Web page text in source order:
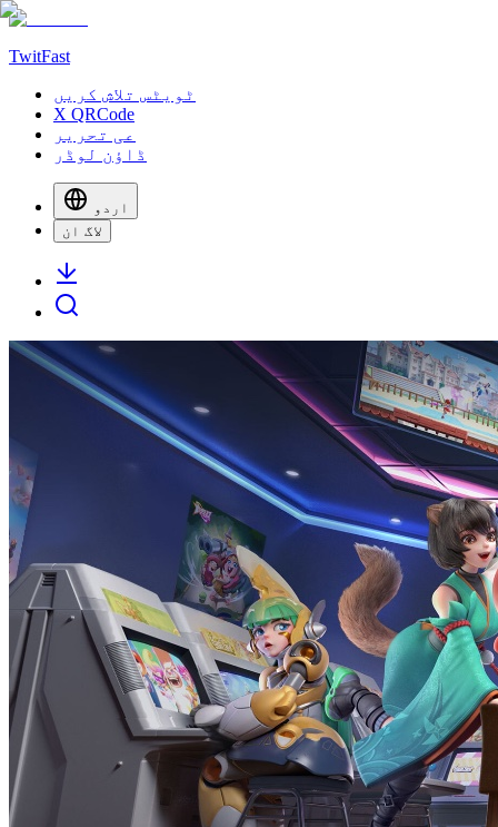
TwitFast
ٹویٹس تلاش کریں
X QRCode
عی تحریر
ڈاؤن لوڈر
اردو
لاگ ان